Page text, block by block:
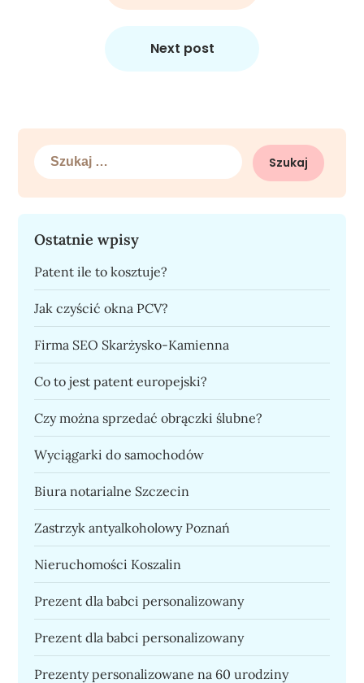
Next post
Szukaj:
Ostatnie wpisy
Patent ile to kosztuje?
Jak czyścić okna PCV?
Firma SEO Skarżysko-Kamienna
Co to jest patent europejski?
Czy można sprzedać obrączki ślubne?
Wyciągarki do samochodów
Biura notarialne Szczecin
Zastrzyk antyalkoholowy Poznań
Nieruchomości Koszalin
Prezent dla babci personalizowany
Prezent dla babci personalizowany
Prezenty personalizowane na 60 urodziny